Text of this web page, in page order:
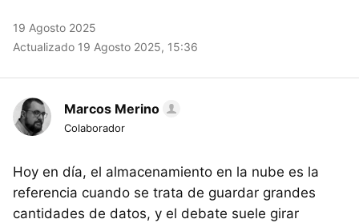
19 Agosto 2025
Actualizado 19 Agosto 2025, 15:36
Marcos Merino
Colaborador
Hoy en día, el almacenamiento en la nube es la
referencia cuando se trata de guardar grandes
cantidades de datos, y el debate suele girar